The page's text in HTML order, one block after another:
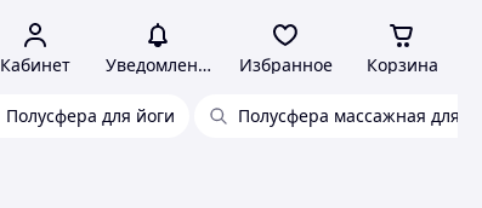
Кабинет Уведомления Избранное Корзина
Полусфера для йоги Полусфера массажная для